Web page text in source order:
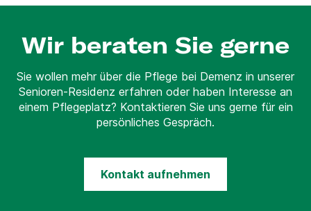
Wir beraten Sie gerne
Sie wollen mehr über die Pflege bei Demenz in unserer
Senioren-Residenz erfahren oder haben Interesse an
einem Pflegeplatz? Kontaktieren Sie uns gerne für ein
persönliches Gespräch.
Kontakt aufnehmen